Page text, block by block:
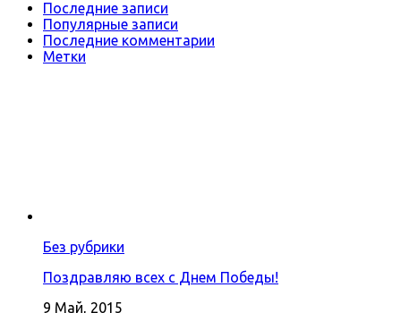
Последние записи
Популярные записи
Последние комментарии
Метки
Без рубрики
Поздравляю всех с Днем Победы!
9 Май, 2015